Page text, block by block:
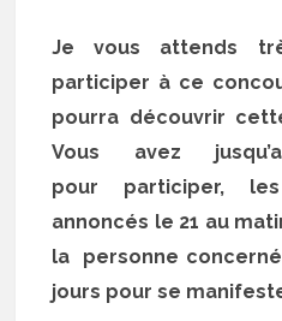
Je vous attends
participer à ce
pourra découvrir
Vous avez
pour participer,
annoncés le 21 au
la personne
jours pour se